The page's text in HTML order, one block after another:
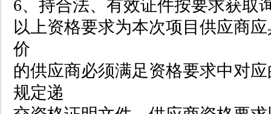
6、持合法、有效证件按要求获取
以上资格要求为本次项目供应商
价
的供应商必须满足资格要求中对
规定递